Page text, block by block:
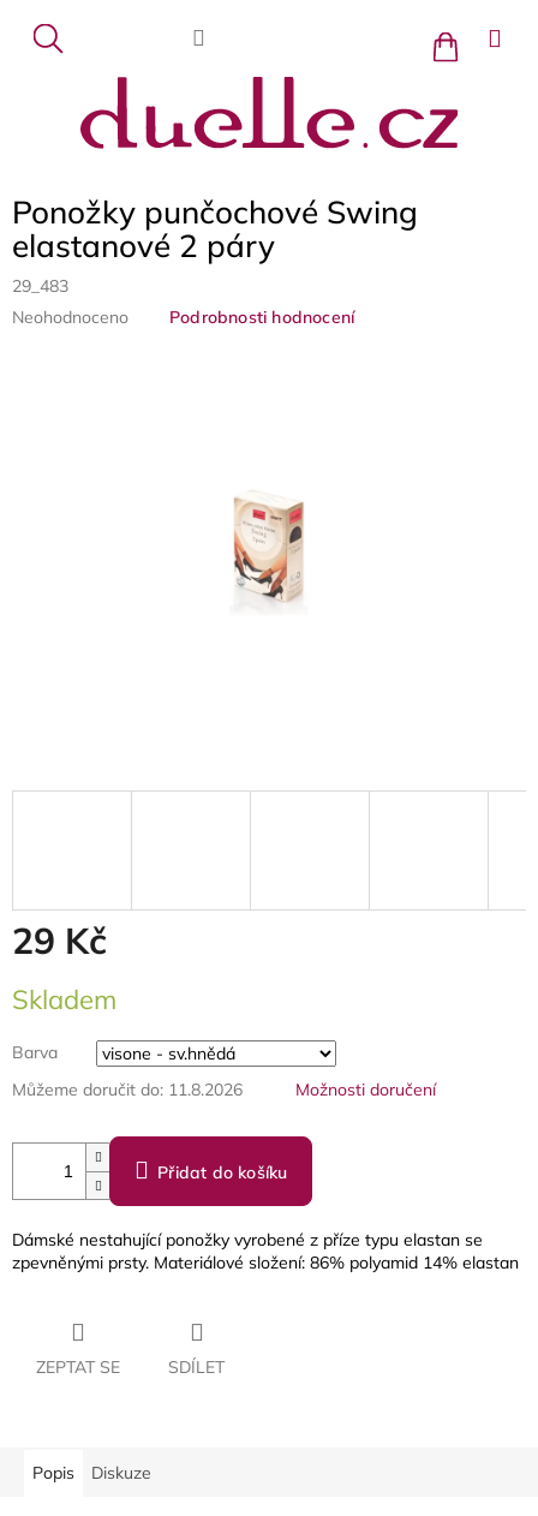
obsah
Nákupní
košík
Ponožky punčochové Swing
elastanové 2 páry
29_483
Průměrné
Neohodnoceno Podrobnosti hodnocení
29 Kč
cena:
Skladem
Barva
Můžeme doručit do: 11.8.2026 Možnosti doručení
Přidat do košíku
Dámské nestahující ponožky vyrobené z příze typu elastan se
zpevněnými prsty. Materiálové složení: 86% polyamid 14% elastan
ZEPTAT SE SDÍLET
Popis Diskuze